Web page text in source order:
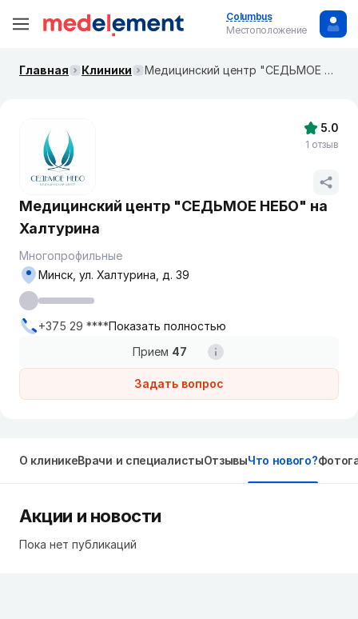
Columbus
Местоположение
Главная Клиники Медицинский центр "СЕДЬМОЕ НЕБО" на Халтурина
Медицинский центр "СЕДЬМОЕ НЕБО" на
Халтурина
Многопрофильные
Прием 47
Задать вопрос
Минск, ул. Халтурина, д. 39
+375 29 ****Показать полностью
5.0
1 отзыв
О клиникеВрачи и специалистыОтзывыЧто нового?
Акции и новости
Пока нет публикаций